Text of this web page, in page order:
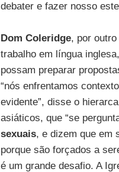
debater e fazer nosso
Dom Coleridge, por
trabalho em língua
possam preparar
“nós enfrentamos
evidente”, disse o
asiáticos, que “se
sexuais, e dizem que em
porque são forçados a
é um grande desafio. A